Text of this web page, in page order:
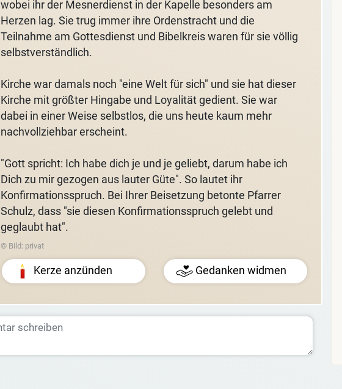
wobei ihr der Mesnerdienst in der Kapelle besonders am
Herzen lag. Sie trug immer ihre Ordenstracht und die
Teilnahme am Gottesdienst und Bibelkreis waren für sie völlig
selbstverständlich.
Kirche war damals noch "eine Welt für sich" und sie hat dieser
Kirche mit größter Hingabe und Loyalität gedient. Sie war
dabei in einer Weise selbstlos, die uns heute kaum mehr
nachvollziehbar erscheint.
"Gott spricht: Ich habe dich je und je geliebt, darum habe ich
Dich zu mir gezogen aus lauter Güte". So lautet ihr
Konfirmationsspruch. Bei Ihrer Beisetzung betonte Pfarrer
Schulz, dass "sie diesen Konfirmationsspruch gelebt und
geglaubt hat".
© Bild: privat
Kerze anzünden Gedanken widmen